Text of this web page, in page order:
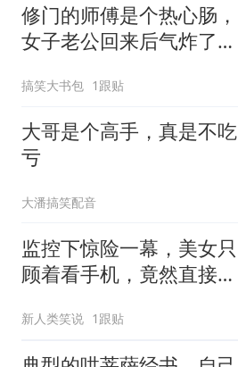
修门的师傅是个热心肠，
女子老公回来后气炸了，
搞笑大书包 1跟贴
大哥是个高手，真是不吃
亏
大潘搞笑配音
监控下惊险一幕，美女只
顾着看手机，竟然直接从
新人类笑说 1跟贴